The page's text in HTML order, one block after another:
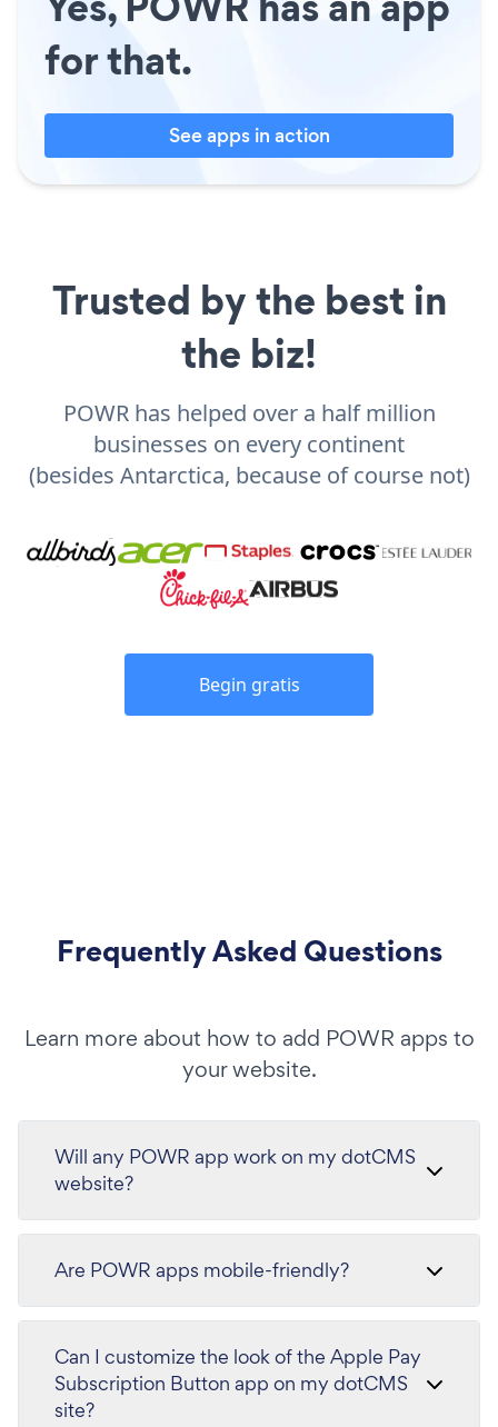
for that.
See apps in action
Trusted by the best in
the biz!
POWR has helped over a half million
businesses on every continent
(besides Antarctica, because of course not)
Begin gratis
Frequently Asked Questions
Learn more about how to add POWR apps to
your website.
Will any POWR app work on my dotCMS
website?
Are POWR apps mobile-friendly?
Can I customize the look of the Apple Pay
Subscription Button app on my dotCMS
site?